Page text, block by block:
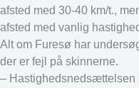
afsted med 30-40 km/t.,
afsted med vanlig
Alt om Furesø har
der er fejl på skinnerne.
– Hastighedsnedsættelsen